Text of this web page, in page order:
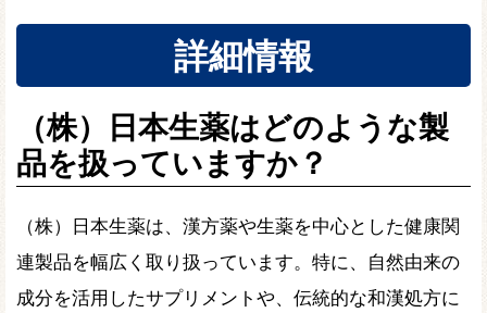
詳細情報
（株）日本生薬はどのような製
品を扱っていますか？
（株）日本生薬は、漢方薬や生薬を中心とした健康関
連製品を幅広く取り扱っています。特に、自然由来の
成分を活用したサプリメントや、伝統的な和漢処方に